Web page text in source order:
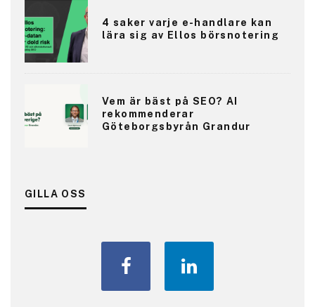
4 saker varje e-handlare kan
lära sig av Ellos börsnotering
Vem är bäst på SEO? AI
rekommenderar
Göteborgsbyrån Grandur
GILLA OSS